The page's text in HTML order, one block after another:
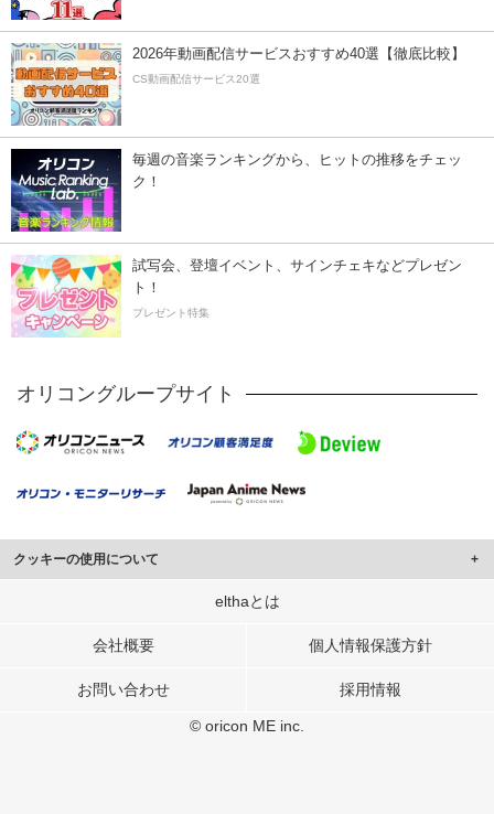
2026年動画配信サービスおすすめ40選【徹底比較】
CS動画配信サービス20選
毎週の音楽ランキングから、ヒットの推移をチェッ
ク！
試写会、登壇イベント、サインチェキなどプレゼン
ト！
プレゼント特集
オリコングループサイト
クッキーの使用について
このサイトでは Cookie を使用して、ユーザーに合わせたコンテンツや広告の
行っています。
メディアや広告配信、データ解析の各パートナーに提供しています。
elthaとは
会社概要 個人情報保護方針
お問い合わせ 採用情報
© oricon ME inc.